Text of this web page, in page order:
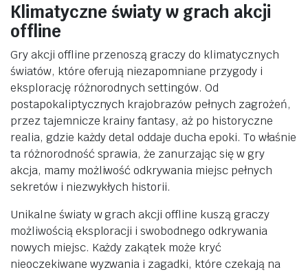
Klimatyczne światy w grach akcji
offline
Gry akcji offline przenoszą graczy do klimatycznych
światów, które oferują niezapomniane przygody i
eksplorację różnorodnych settingów. Od
postapokaliptycznych krajobrazów pełnych zagrożeń,
przez tajemnicze krainy fantasy, aż po historyczne
realia, gdzie każdy detal oddaje ducha epoki. To właśnie
ta różnorodność sprawia, że zanurzając się w gry
akcja, mamy możliwość odkrywania miejsc pełnych
sekretów i niezwykłych historii.
Unikalne światy w grach akcji offline kuszą graczy
możliwością eksploracji i swobodnego odkrywania
nowych miejsc. Każdy zakątek może kryć
nieoczekiwane wyzwania i zagadki, które czekają na